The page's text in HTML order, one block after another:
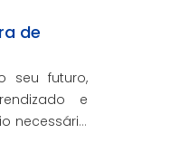
de
seu futuro,
e
necessário